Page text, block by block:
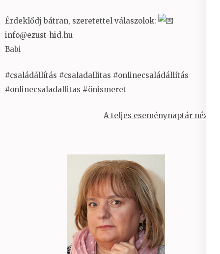
Érdeklődj bátran, szeretettel válaszolok:
info@ezust-hid.hu
Babi
#családállítás #csaladallitas #onlinecsaládállítás
#onlinecsaladallitas #önismeret
A teljes eseménynaptár nézet